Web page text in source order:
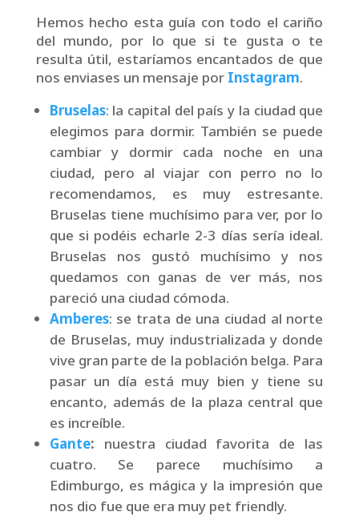
Hemos hecho esta guía con todo el cariño
del mundo, por lo que si te gusta o te
resulta útil, estaríamos encantados de que
nos enviases un mensaje por Instagram.
Bruselas: la capital del país y la ciudad que
elegimos para dormir. También se puede
cambiar y dormir cada noche en una
ciudad, pero al viajar con perro no lo
recomendamos, es muy estresante.
Bruselas tiene muchísimo para ver, por lo
que si podéis echarle 2-3 días sería ideal.
Bruselas nos gustó muchísimo y nos
quedamos con ganas de ver más, nos
pareció una ciudad cómoda.
Amberes: se trata de una ciudad al norte
de Bruselas, muy industrializada y donde
vive gran parte de la población belga. Para
pasar un día está muy bien y tiene su
encanto, además de la plaza central que
es increíble.
Gante: nuestra ciudad favorita de las
cuatro. Se parece muchísimo a
Edimburgo, es mágica y la impresión que
nos dio fue que era muy pet friendly.